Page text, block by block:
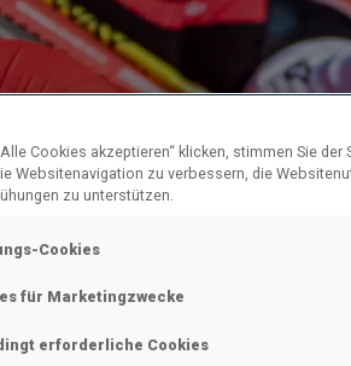
Cookies akzeptieren“ klicken, stimmen Sie
Websitenavigation zu verbessern, die
zu unterstützen.
Cookies
für Marketingzwecke
erforderliche Cookies